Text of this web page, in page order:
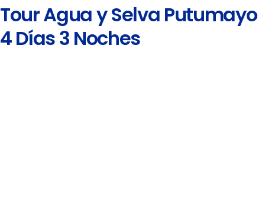
Tour Agua y Selva Putumayo
4 Días 3 Noches